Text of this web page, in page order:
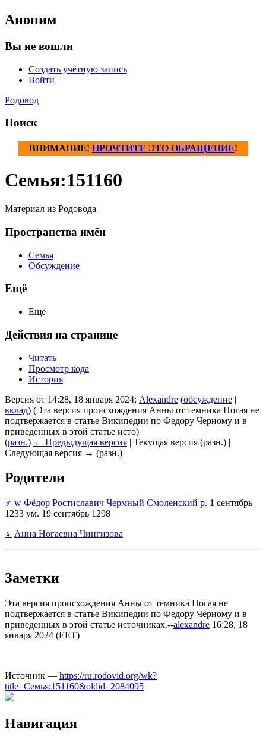
Аноним
Вы не вошли
Создать учётную запись
Войти
Родовод
Поиск
ВНИМАНИЕ! ПРОЧТИТЕ ЭТО ОБРАЩЕНИЕ!
Семья:151160
Материал из Родовода
Пространства имён
Семья
Обсуждение
Ещё
Ещё
Действия на странице
Читать
Просмотр кода
История
Версия от 14:28, 18 января 2024; Alexandre (обсуждение |
вклад) (Эта версия происхождения Анны от темника Ногая не
подтвержается в статье Википедии по Федору Черному и в
приведенных в этой статье исто)
(разн.) ← Предыдущая версия | Текущая версия (разн.) |
Следующая версия → (разн.)
Родители
♂ w Фёдор Ростиславич Чермный Смоленский р. 1 сентябрь
1233 ум. 19 сентябрь 1298
♀ Анна Ногаевна Чингизова
Заметки
Эта версия происхождения Анны от темника Ногая не
подтвержается в статье Википедии по Федору Черному и в
приведенных в этой статье источниках.--alexandre 16:28, 18
января 2024 (EET)
Источник — https://ru.rodovid.org/wk?
title=Семья:151160&oldid=2084095
Навигация